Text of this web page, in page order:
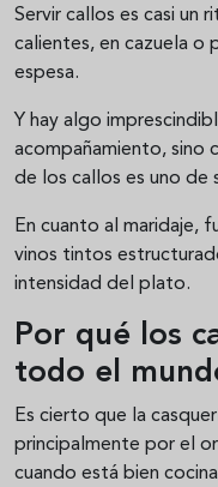
Servir callos es casi un
calientes, en cazuela o
espesa.
Y hay algo
acompañamiento, sino
de los callos es uno de
En cuanto al maridaje,
vinos tintos
intensidad del plato.
Por qué los
todo el
Es cierto que la
principalmente por el
cuando está bien